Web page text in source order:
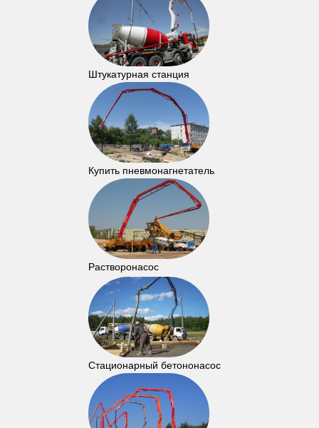
Штукатурная станция
Купить пневмонагнетатель
Растворонасос
Стационарный бетононасос